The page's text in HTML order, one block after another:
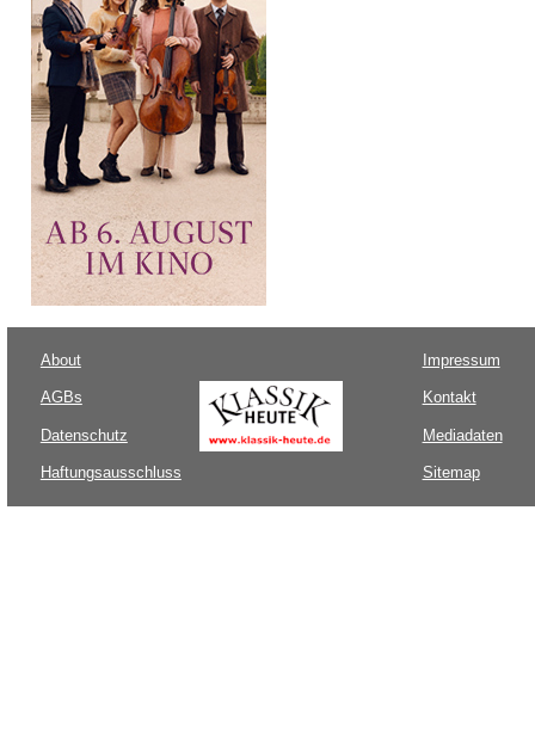
About
AGBs
Datenschutz
Haftungsausschluss
Impressum
Kontakt
Mediadaten
Sitemap